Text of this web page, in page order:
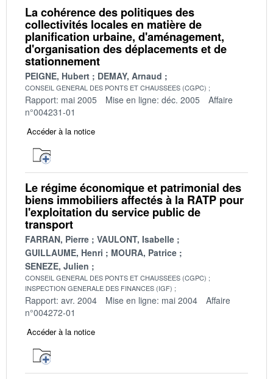
La cohérence des politiques des
collectivités locales en matière de
planification urbaine, d'aménagement,
d'organisation des déplacements et de
stationnement
PEIGNE, Hubert DEMAY, Arnaud
CONSEIL GENERAL DES PONTS ET CHAUSSEES (CGPC)
Rapport: mai 2005 Mise en ligne: déc. 2005
Affaire
n°004231-01
Accéder à la notice
Le régime économique et patrimonial des
biens immobiliers affectés à la RATP pour
l'exploitation du service public de
transport
FARRAN, Pierre
VAULONT, Isabelle
GUILLAUME, Henri
MOURA, Patrice
SENEZE, Julien
CONSEIL GENERAL DES PONTS ET CHAUSSEES (CGPC)
INSPECTION GENERALE DES FINANCES (IGF)
Rapport: avr. 2004 Mise en ligne: mai 2004
Affaire
n°004272-01
Accéder à la notice